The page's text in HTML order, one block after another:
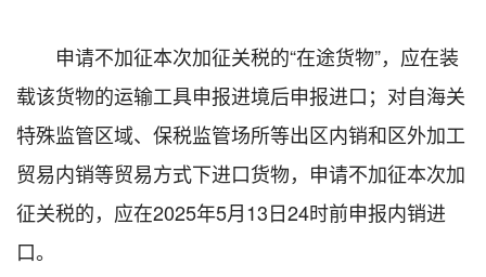
申请不加征本次加征关税的“在途货物”，应在装
载该货物的运输工具申报进境后申报进口；对自海关
特殊监管区域、保税监管场所等出区内销和区外加工
贸易内销等贸易方式下进口货物，申请不加征本次加
征关税的，应在2025年5月13日24时前申报内销进
口。